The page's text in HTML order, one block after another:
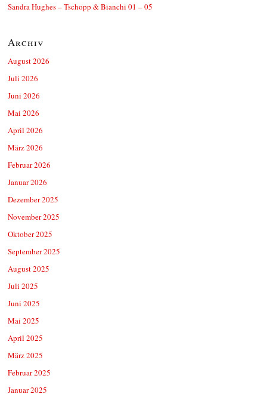
Sandra Hughes – Tschopp & Bianchi 01 – 05
Archiv
August 2026
Juli 2026
Juni 2026
Mai 2026
April 2026
März 2026
Februar 2026
Januar 2026
Dezember 2025
November 2025
Oktober 2025
September 2025
August 2025
Juli 2025
Juni 2025
Mai 2025
April 2025
März 2025
Februar 2025
Januar 2025